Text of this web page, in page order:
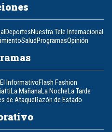
DeportesNuestra Tele Internacional
SaludProgramasOpinión
El InformativoFlash Fashion
La MañanaLa NocheLa Tarde
de AtaqueRazón de Estado